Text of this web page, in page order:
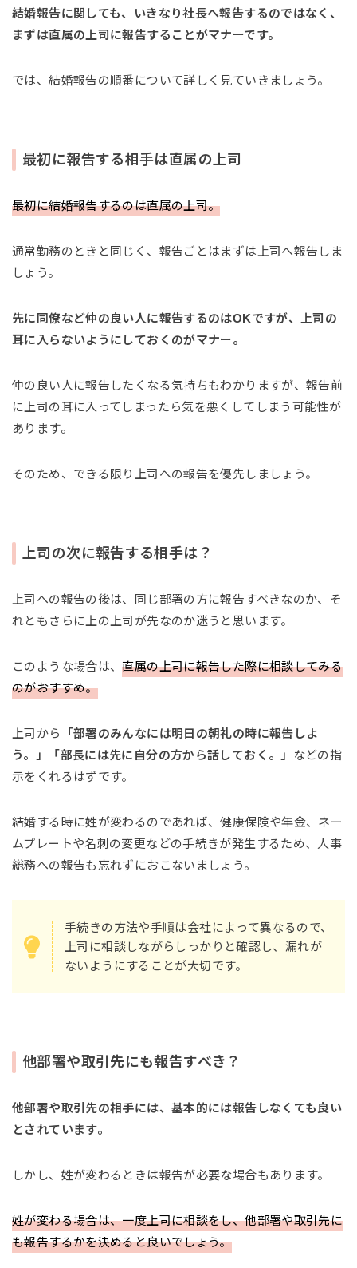
結婚報告に関しても、いきなり社長へ報告するのではなく、
まずは直属の上司に報告することがマナーです。
では、結婚報告の順番について詳しく見ていきましょう。
最初に報告する相手は直属の上司
最初に結婚報告するのは直属の上司。
通常勤務のときと同じく、報告ごとはまずは上司へ報告しま
しょう。
先に同僚など仲の良い人に報告するのはOKですが、上司の
耳に入らないようにしておくのがマナー。
仲の良い人に報告したくなる気持ちもわかりますが、報告前
に上司の耳に入ってしまったら気を悪くしてしまう可能性が
あります。
そのため、できる限り上司への報告を優先しましょう。
上司の次に報告する相手は？
上司への報告の後は、同じ部署の方に報告すべきなのか、そ
れともさらに上の上司が先なのか迷うと思います。
このような場合は、直属の上司に報告した際に相談してみる
のがおすすめ。
上司から
「部署のみんなには明日の朝礼の時に報告しよ
う。」「部長には先に自分の方から話しておく。」
などの指
示をくれるはずです。
結婚する時に姓が変わるのであれば、健康保険や年金、ネー
ムプレートや名刺の変更などの手続きが発生するため、人事
総務への報告も忘れずにおこないましょう。
手続きの方法や手順は会社によって異なるので、
上司に相談しながらしっかりと確認し、漏れが
ないようにすることが大切です。
他部署や取引先にも報告すべき？
他部署や取引先の相手には、基本的には報告しなくても良い
とされています。
しかし、姓が変わるときは報告が必要な場合もあります。
姓が変わる場合は、一度上司に相談をし、他部署や取引先に
も報告するかを決めると良いでしょう。